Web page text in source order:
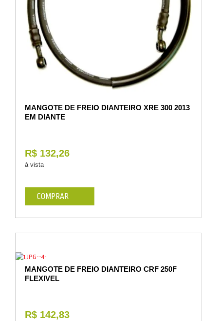
MANGOTE DE FREIO DIANTEIRO XRE 300 2013
EM DIANTE
R$ 132,26
à vista
COMPRAR
MANGOTE DE FREIO DIANTEIRO CRF 250F
FLEXIVEL
R$ 142,83